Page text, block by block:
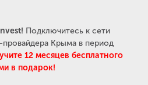
Подключитесь к сети
Крыма в период
12 месяцев бесплатного
в подарок!